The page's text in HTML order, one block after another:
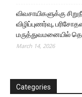
விவசாயிகளுக்கு
விழிப்புணர்வு,
மருத்துவமனையில்
March 14, 2026
Categories